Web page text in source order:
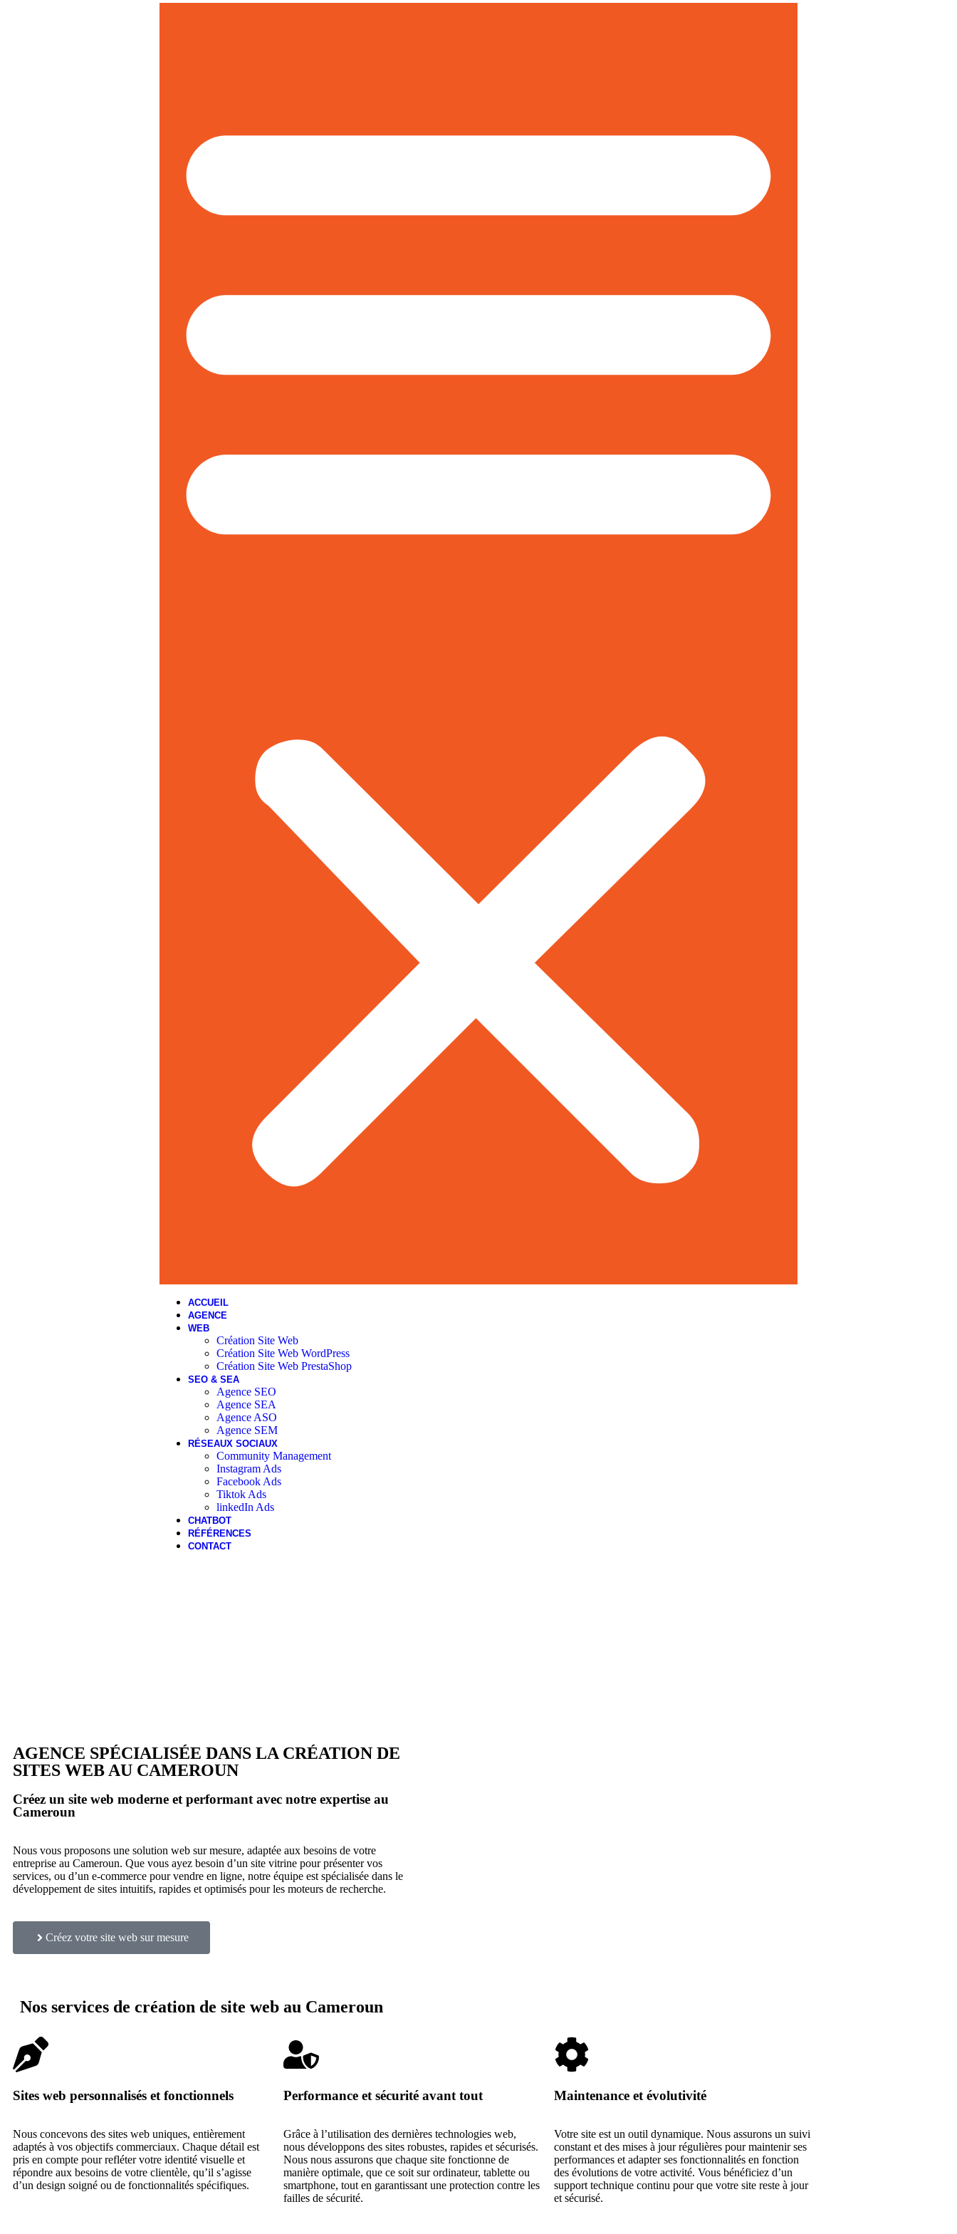
ACCUEIL
AGENCE
WEB
Création Site Web
Création Site Web WordPress
Création Site Web PrestaShop
SEO & SEA
Agence SEO
Agence SEA
Agence ASO
Agence SEM
RÉSEAUX SOCIAUX
Community Management
Instagram Ads
Facebook Ads
Tiktok Ads
linkedIn Ads
CHATBOT
RÉFÉRENCES
CONTACT
AGENCE SPÉCIALISÉE DANS LA CRÉATION DE
SITES WEB AU CAMEROUN
Créez un site web moderne et performant avec notre expertise au
Cameroun
Nous vous proposons une solution web sur mesure, adaptée aux besoins de votre
entreprise au Cameroun. Que vous ayez besoin d’un site vitrine pour présenter vos
services, ou d’un e-commerce pour vendre en ligne, notre équipe est spécialisée dans le
développement de sites intuitifs, rapides et optimisés pour les moteurs de recherche.
Créez votre site web sur mesure
Nos services de création de site web au Cameroun
Sites web personnalisés et fonctionnels
Nous concevons des sites web uniques, entièrement
adaptés à vos objectifs commerciaux. Chaque détail est
pris en compte pour refléter votre identité visuelle et
répondre aux besoins de votre clientèle, qu’il s’agisse
d’un design soigné ou de fonctionnalités spécifiques.
Performance et sécurité avant tout
Grâce à l’utilisation des dernières technologies web,
nous développons des sites robustes, rapides et sécurisés.
Nous nous assurons que chaque site fonctionne de
manière optimale, que ce soit sur ordinateur, tablette ou
smartphone, tout en garantissant une protection contre les
failles de sécurité.
Maintenance et évolutivité ​
Votre site est un outil dynamique. Nous assurons un suivi
constant et des mises à jour régulières pour maintenir ses
performances et adapter ses fonctionnalités en fonction
des évolutions de votre activité. Vous bénéficiez d’un
support technique continu pour que votre site reste à jour
et sécurisé.